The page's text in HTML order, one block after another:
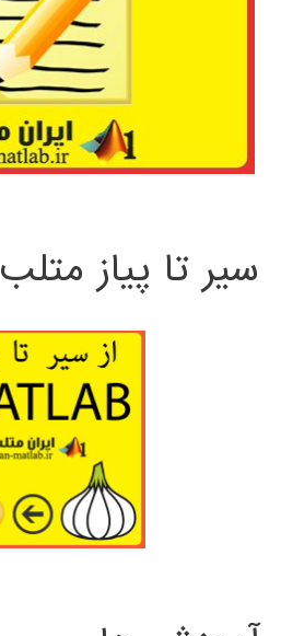
سیر تا پیاز متلب MATLAB